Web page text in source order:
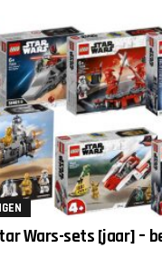
Wars-sets [jaar] –